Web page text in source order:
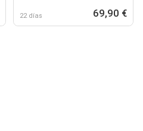
22 días 69,90 €